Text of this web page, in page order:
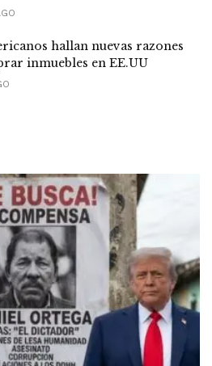
hallan nuevas razones
inmuebles en EE.UU